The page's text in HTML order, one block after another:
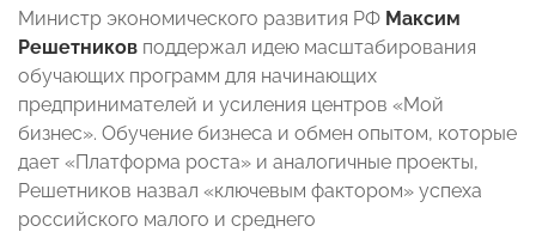
Министр экономического развития РФ Максим
Решетников поддержал идею масштабирования
обучающих программ для начинающих
предпринимателей и усиления центров «Мой
бизнес». Обучение бизнеса и обмен опытом, которые
дает «Платформа роста» и аналогичные проекты,
Решетников назвал «ключевым фактором» успеха
российского малого и среднего